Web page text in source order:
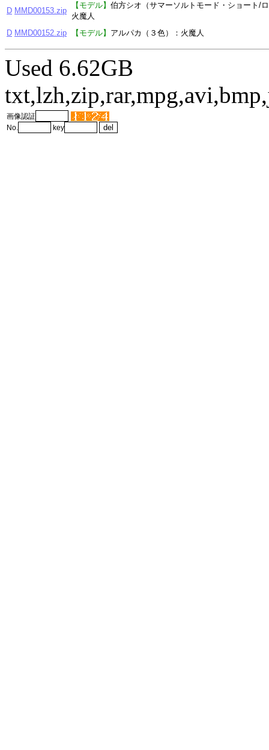
D MMD00153.zip
【モデル】 伯方シオ（サマーソルトモード・ショート/
火魔人
D MMD00152.zip 【モデル】 アルパカ（３色）：火魔人
Used 6.62GB
画像認証
No.
key